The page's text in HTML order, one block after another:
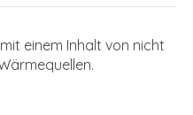
einem Inhalt von nicht